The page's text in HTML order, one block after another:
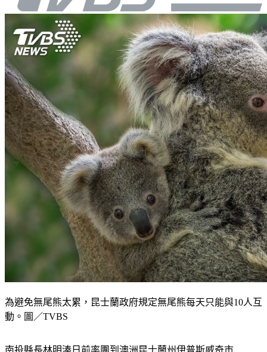
為避免無尾熊太累，昆士蘭政府規定無尾熊每天只能與10人互
動。圖／TVBS